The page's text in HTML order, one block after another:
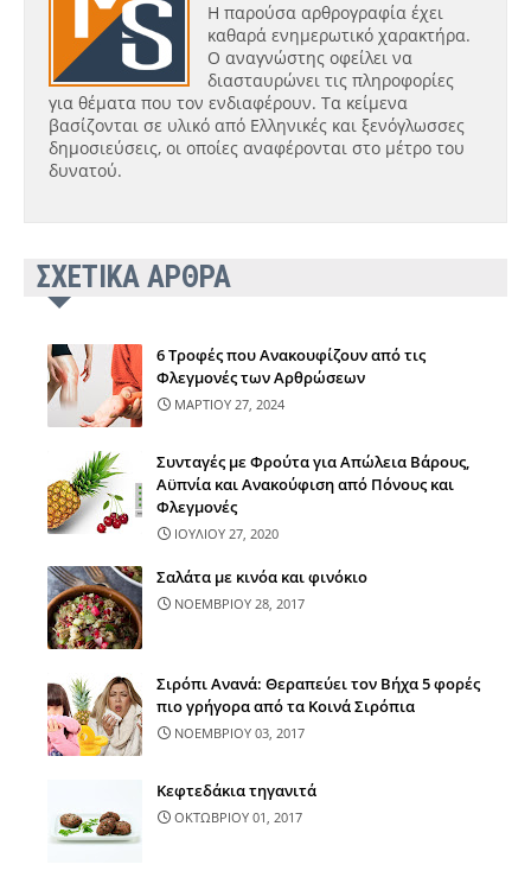
Η παρούσα αρθρογραφία έχει
καθαρά ενημερωτικό χαρακτήρα.
Ο αναγνώστης οφείλει να
διασταυρώνει τις πληροφορίες
για θέματα που τον ενδιαφέρουν. Τα κείμενα
βασίζονται σε υλικό από Ελληνικές και ξενόγλωσσες
δημοσιεύσεις, οι οποίες αναφέρονται στο μέτρο του
δυνατού.
ΣΧΕΤΙΚΑ ΑΡΘΡΑ
6 Τροφές που Ανακουφίζουν από τις
Φλεγμονές των Αρθρώσεων
ΜΑΡΤΙΟΥ 27, 2024
Συνταγές με Φρούτα για Απώλεια Βάρους,
Αϋπνία και Ανακούφιση από Πόνους και
Φλεγμονές
ΙΟΥΛΙΟΥ 27, 2020
Σαλάτα με κινόα και φινόκιο
ΝΟΕΜΒΡΙΟΥ 28, 2017
Σιρόπι Ανανά: Θεραπεύει τον Βήχα 5 φορές
πιο γρήγορα από τα Κοινά Σιρόπια
ΝΟΕΜΒΡΙΟΥ 03, 2017
Κεφτεδάκια τηγανιτά
ΟΚΤΩΒΡΙΟΥ 01, 2017